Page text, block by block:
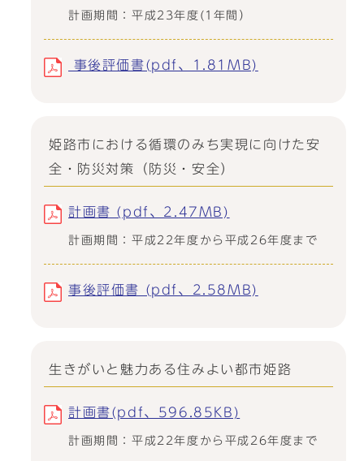
計画期間：平成23年度(1年間）
事後評価書(pdf、1.81MB)
姫路市における循環のみち実現に向けた安
全・防災対策（防災・安全）
計画書 (pdf、2.47MB)
計画期間：平成22年度から平成26年度まで
事後評価書 (pdf、2.58MB)
生きがいと魅力ある住みよい都市姫路
計画書(pdf、596.85KB)
計画期間：平成22年度から平成26年度まで